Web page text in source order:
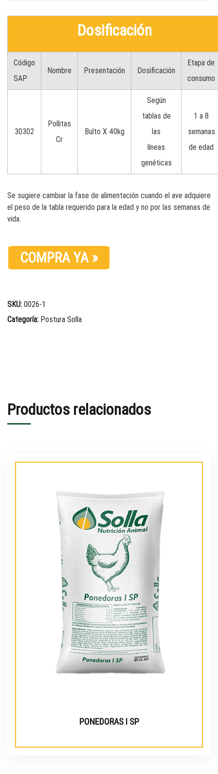
Dosificación
Código
SAP
Nombre Presentación Dosificación
Etapa de
consumo
30302
Pollitas
Cr
Bulto X 40kg
Según
tablas de
las
líneas
genéticas
1 a 8
semanas
de edad
Se sugiere cambiar la fase de alimentación cuando el ave adquiere
el peso de la tabla requerido para la edad y no por las semanas de
vida.
COMPRA YA »
SKU: 0026-1
Categoría: Postura Solla
Productos relacionados
PONEDORAS I SP